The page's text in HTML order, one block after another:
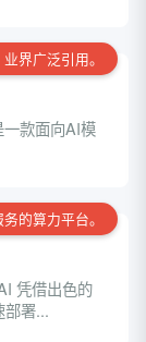
界广泛引用。
款面向AI模
的算力平台。
凭借出色的
署...